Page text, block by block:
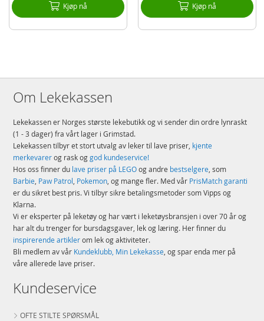
Kjøp nå Kjøp nå
Om Lekekassen
Lekekassen er Norges største lekebutikk og vi sender din ordre lynraskt
(1 - 3 dager) fra vårt lager i Grimstad.
Lekekassen tilbyr et stort utvalg av leker til lave priser, kjente
merkevarerog rask oggod kundeservice!
Hos oss finner du lave priser på LEGOog andre bestselgere, som
Barbie, Paw Patrol, Pokemon, og mange fler. Med vår PrisMatch garanti
er du sikret best pris. Vi tilbyr sikre betalingsmetoder som Vipps og
Klarna.
Vi er eksperter på leketøy og har vært i leketøysbransjen i over 70 år og
har alt du trenger for bursdagsgaver, lek og læring. Her finner du
inspirerende artiklerom lek og aktiviteter.
Bli medlem av vår Kundeklubb, Min Lekekasse, og spar enda mer på
våre allerede lave priser.
Kundeservice
OFTE STILTE SPØRSMÅL